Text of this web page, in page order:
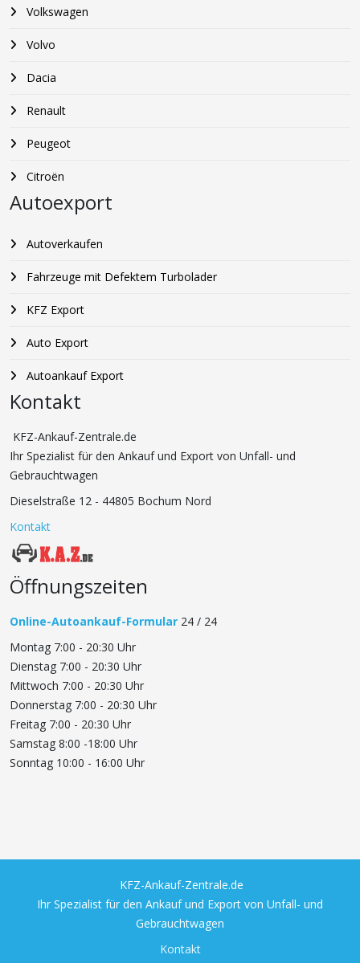
Volkswagen
Volvo
Dacia
Renault
Peugeot
Citroën
Autoexport
Autoverkaufen
Fahrzeuge mit Defektem Turbolader
KFZ Export
Auto Export
Autoankauf Export
Kontakt
KFZ-Ankauf-Zentrale.de
Ihr Spezialist für den Ankauf und Export von Unfall- und
Gebrauchtwagen
Dieselstraße 12 - 44805 Bochum Nord
Kontakt
Öffnungszeiten
Online-Autoankauf-Formular 24 / 24
Montag 7:00 - 20:30 Uhr
Dienstag 7:00 - 20:30 Uhr
Mittwoch 7:00 - 20:30 Uhr
Donnerstag 7:00 - 20:30 Uhr
Freitag 7:00 - 20:30 Uhr
Samstag 8:00 -18:00 Uhr
Sonntag 10:00 - 16:00 Uhr
KFZ-Ankauf-Zentrale.de
Ihr Spezialist für den Ankauf und Export von Unfall- und
Gebrauchtwagen
Kontakt